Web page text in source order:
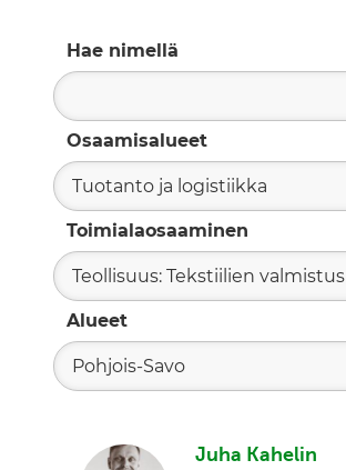
Hae nimellä
Osaamisalueet
Tuotanto ja logistiikka
Toimialaosaaminen
Teollisuus: Tekstiilien valmistus
Alueet
Pohjois-Savo
Juha Kahelin